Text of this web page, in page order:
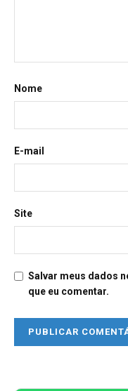
Nome
E-mail
Site
Salvar meus dados
que eu comentar.